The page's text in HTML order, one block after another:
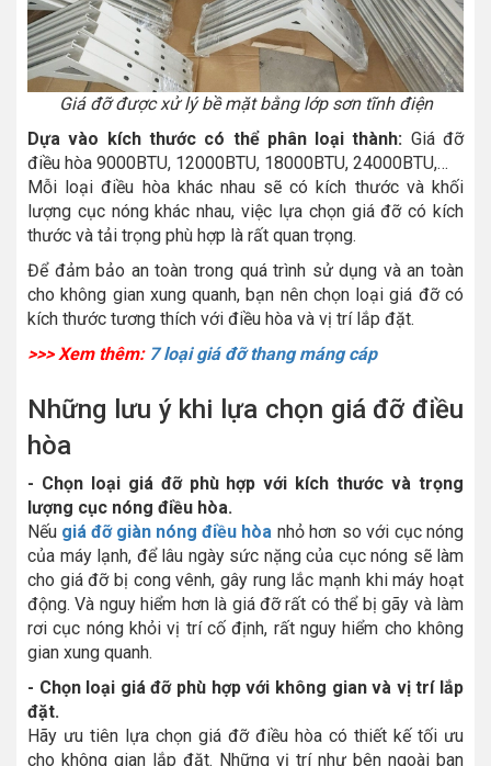
Giá đỡ được xử lý bề mặt bằng lớp sơn tĩnh điện
Dựa vào kích thước có thể phân loại thành: Giá đỡ
điều hòa 9000BTU, 12000BTU, 18000BTU, 24000BTU,…
Mỗi loại điều hòa khác nhau sẽ có kích thước và khối
lượng cục nóng khác nhau, việc lựa chọn giá đỡ có kích
thước và tải trọng phù hợp là rất quan trọng.
Để đảm bảo an toàn trong quá trình sử dụng và an toàn
cho không gian xung quanh, bạn nên chọn loại giá đỡ có
kích thước tương thích với điều hòa và vị trí lắp đặt.
>>> Xem thêm: 7 loại giá đỡ thang máng cáp
Những lưu ý khi lựa chọn giá đỡ điều
hòa
- Chọn loại giá đỡ phù hợp với kích thước và trọng
lượng cục nóng điều hòa.
Nếu giá đỡ giàn nóng điều hòa nhỏ hơn so với cục nóng
của máy lạnh, để lâu ngày sức nặng của cục nóng sẽ làm
cho giá đỡ bị cong vênh, gây rung lắc mạnh khi máy hoạt
động. Và nguy hiểm hơn là giá đỡ rất có thể bị gãy và làm
rơi cục nóng khỏi vị trí cố định, rất nguy hiểm cho không
gian xung quanh.
- Chọn loại giá đỡ phù hợp với không gian và vị trí lắp
đặt.
Hãy ưu tiên lựa chọn giá đỡ điều hòa có thiết kế tối ưu
cho không gian lắp đặt. Những vị trí như bên ngoài ban